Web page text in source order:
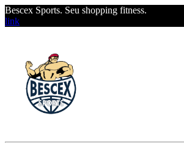
Bescex Sports. Seu shopping fitness.
link